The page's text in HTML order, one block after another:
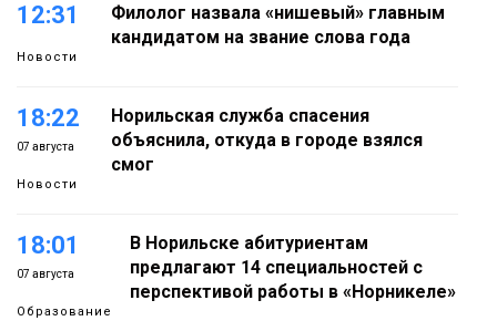
12:31
Новости
Филолог назвала «нишевый» главным
кандидатом на звание слова года
18:22
07 августа
Новости
Норильская служба спасения
объяснила, откуда в городе взялся
смог
18:01
07 августа
Образование
В Норильске абитуриентам
предлагают 14 специальностей с
перспективой работы в «Норникеле»